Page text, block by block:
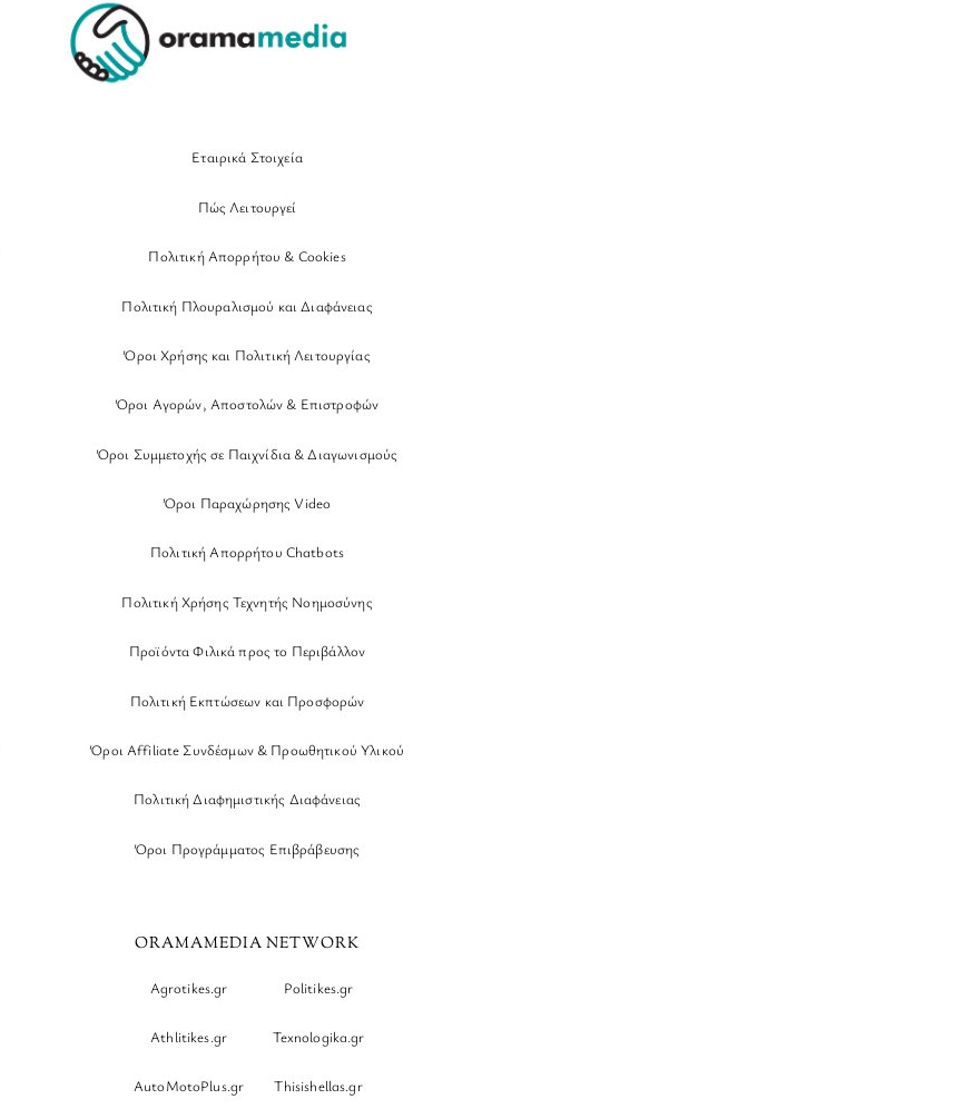
Εταιρικά Στοιχεία
Πώς Λειτουργεί
Πολιτική Απορρήτου & Cookies
Πολιτική Πλουραλισμού και Διαφάνειας
Όροι Χρήσης και Πολιτική Λειτουργίας
Όροι Αγορών, Αποστολών & Επιστροφών
Όροι Συμμετοχής σε Παιχνίδια & Διαγωνισμούς
Όροι Παραχώρησης Video
Πολιτική Απορρήτου Chatbots
Πολιτική Χρήσης Τεχνητής Νοημοσύνης
Προϊόντα Φιλικά προς το Περιβάλλον
Πολιτική Εκπτώσεων και Προσφορών
Όροι Affiliate Συνδέσμων & Προωθητικού Υλικού
Πολιτική Διαφημιστικής Διαφάνειας
Όροι Προγράμματος Επιβράβευσης
ORAMAMEDIA NETWORK
Agrotikes.gr Politikes.gr
Athlitikes.gr Texnologika.gr
AutoMotoPlus.gr Thisishellas.gr